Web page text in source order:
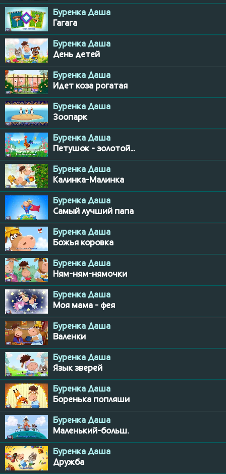
Буренка Даша
Гагага
Буренка Даша
День детей
Буренка Даша
Идет коза рогатая
Буренка Даша
Зоопарк
Буренка Даша
Петушок - золотой...
Буренка Даша
Калинка-Малинка
Буренка Даша
Самый лучший папа
Буренка Даша
Божья коровка
Буренка Даша
Ням-ням-нямочки
Буренка Даша
Моя мама - фея
Буренка Даша
Валенки
Буренка Даша
Язык зверей
Буренка Даша
Боренька попляши
Буренка Даша
Маленький-больш.
Буренка Даша
Дружба